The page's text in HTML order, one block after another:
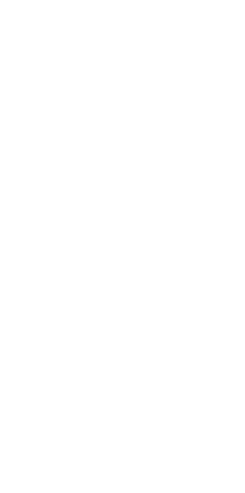
6%